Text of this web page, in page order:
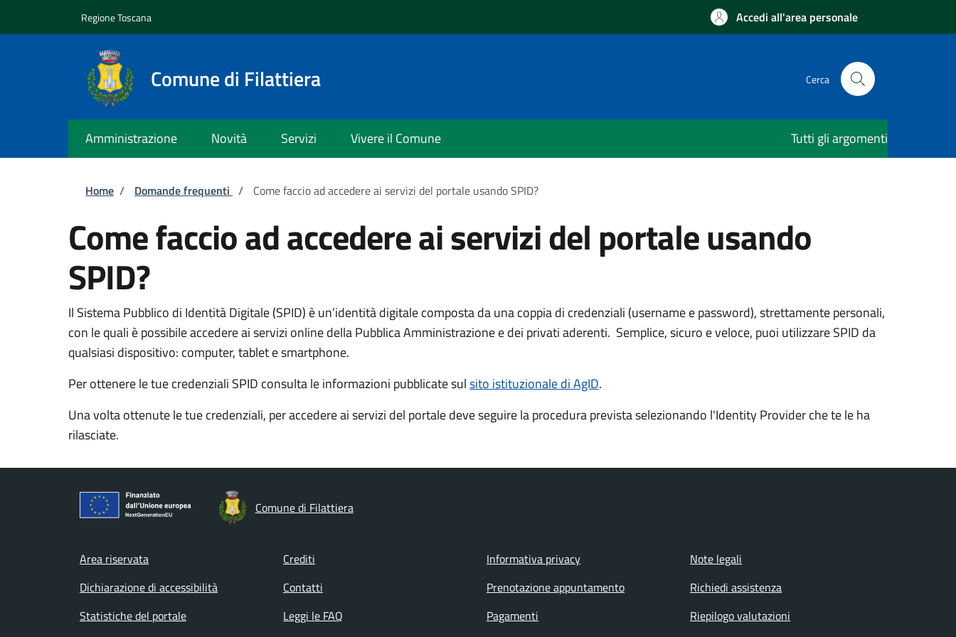
Regione Toscana Accedi all'area personale
Comune di Filattiera Cerca
Amministrazione Novità Servizi Vivere il Comune Tutti gli argomenti
Briciole di pane
Home / Domande frequenti / Come faccio ad accedere ai servizi del portale usando SPID?
Come faccio ad accedere ai servizi del portale usando
SPID?
Il Sistema Pubblico di Identità Digitale (SPID) è un’identità digitale composta da una coppia di credenziali (username e password), strettamente personali,
con le quali è possibile accedere ai servizi online della Pubblica Amministrazione e dei privati aderenti. Semplice, sicuro e veloce, puoi utilizzare SPID da
qualsiasi dispositivo: computer, tablet e smartphone.
Per ottenere le tue credenziali SPID consulta le informazioni pubblicate sulsito istituzionale di AgID.
Una volta ottenute le tue credenziali, per accedere ai servizi del portale deve seguire la procedura prevista selezionando l'Identity Provider che te le ha
rilasciate.
Comune di Filattiera
Footer menu
Area riservata Crediti Informativa privacy
Note legali
Dichiarazione di accessibilità
Contatti Prenotazione appuntamento
Richiedi assistenza
Statistiche del portale
Leggi le FAQ Pagamenti
Riepilogo valutazioni